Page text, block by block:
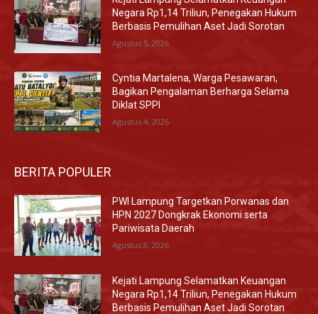
Negara Rp1,14 Triliun, Penegakan Hukum
Berbasis Pemulihan Aset Jadi Sorotan
Agustus 5, 2026
Cyntia Martalena, Warga Pesawaran,
Bagikan Pengalaman Berharga Selama
Diklat SPPI
Agustus 4, 2026
BERITA POPULER
PWI Lampung Targetkan Porwanas dan
HPN 2027 Dongkrak Ekonomi serta
Pariwisata Daerah
Agustus 8, 2026
Kejati Lampung Selamatkan Keuangan
Negara Rp1,14 Triliun, Penegakan Hukum
Berbasis Pemulihan Aset Jadi Sorotan